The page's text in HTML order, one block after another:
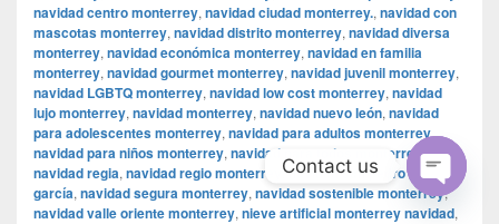
navidad centro monterrey, navidad ciudad monterrey., navidad con
mascotas monterrey, navidad distrito monterrey, navidad diversa
monterrey, navidad económica monterrey, navidad en familia
monterrey, navidad gourmet monterrey, navidad juvenil monterrey,
navidad LGBTQ monterrey, navidad low cost monterrey, navidad
lujo monterrey, navidad monterrey, navidad nuevo león, navidad
para adolescentes monterrey, navidad para adultos monterrey,
navidad para niños monterrey, navidad para todos monterrey,
navidad regia, navidad regio monterrey ,navidad san pedro garza
garcía, navidad segura monterrey, navidad sostenible monterrey,
navidad valle oriente monterrey, nieve artificial monterrey navidad,
Contact us
Open